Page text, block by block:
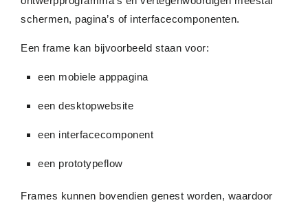
schermen, pagina’s of interfacecomponenten.
Een frame kan bijvoorbeeld staan voor:
een mobiele apppagina
een desktopwebsite
een interfacecomponent
een prototypeflow
Frames kunnen bovendien genest worden, waardoor